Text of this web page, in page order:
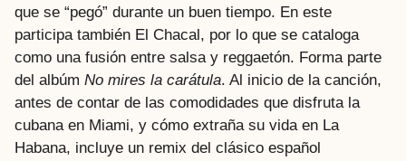
que se “pegó” durante un buen tiempo. En este
participa también El Chacal, por lo que se cataloga
como una fusión entre salsa y reggaetón. Forma parte
del albúm No mires la carátula. Al inicio de la canción,
antes de contar de las comodidades que disfruta la
cubana en Miami, y cómo extraña su vida en La
Habana, incluye un remix del clásico español